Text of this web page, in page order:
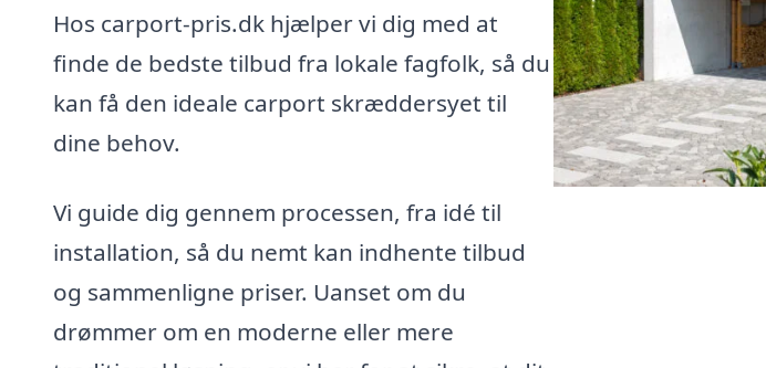
Hos carport-pris.dk hjælper vi dig med at
finde de bedste tilbud fra lokale fagfolk, så du
kan få den ideale carport skræddersyet til
dine behov.
Vi guide dig gennem processen, fra idé til
installation, så du nemt kan indhente tilbud
og sammenligne priser. Uanset om du
drømmer om en moderne eller mere